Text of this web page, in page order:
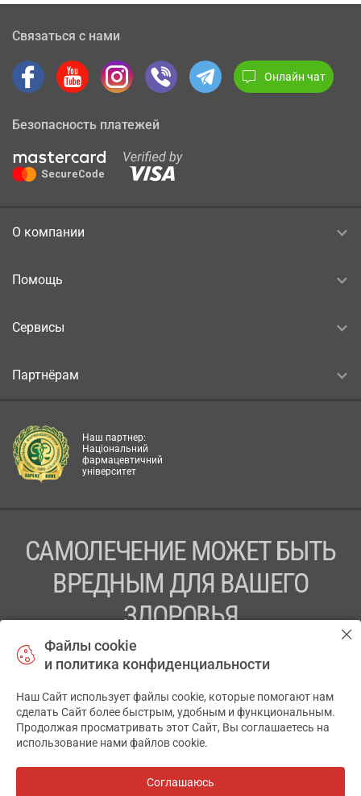
Связаться с нами
Онлайн чат
Безопасность платежей
О компании
Помощь
Сервисы
Партнёрам
Наш партнер:
Національний
фармацевтичний
університет
САМОЛЕЧЕНИЕ МОЖЕТ БЫТЬ
ВРЕДНЫМ ДЛЯ ВАШЕГО
ЗДОРОВЬЯ
ПЕРЕД ПРИМЕНЕНИЕМ ПРЕПАРАТА
ПРОКОНСУЛЬТИРУЙТЕСЬ С ВРАЧОМ
ТОВ «АПТЕКА 911.ЮА» Код ЄДРПОУ 43631965.
Отказ от ответственности
АПТЕКА911.ЮА
Файлы cookie
и политика конфиденциальности
Наш Сайт использует файлы cookie, которые помогают нам
сделать Сайт более быстрым, удобным и функциональным.
Продолжая просматривать этот Сайт, Вы соглашаетесь на
использование нами файлов cookie.
Соглашаюсь
✕